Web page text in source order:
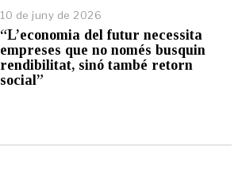
e
2
0
10 de juny de 2026
“L’economia del futur necessita
empreses que no només busquin
rendibilitat, sinó també retorn
social”